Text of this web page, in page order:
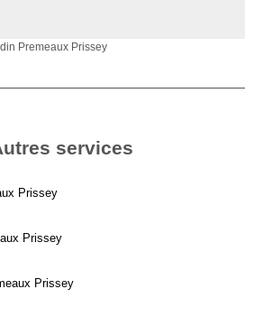
Premeaux Prissey
services
Prissey
Prissey
Prissey